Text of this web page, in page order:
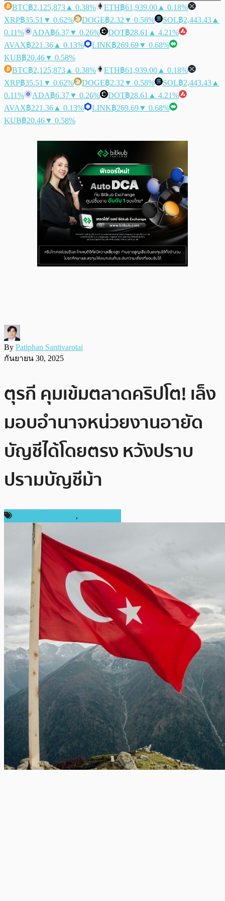
BTC฿2,125,873 ▲ 0.38% ETH฿61,939.00 ▲ 0.18%
XRP฿35.51 ▼ 0.62% DOGE฿2.32 ▼ 0.58% SOL฿2,443.43 ▲
0.11%
ADA฿6.37▼ 0.26% DOT฿28.61 ▲ 4.21%
AVAX฿221.36 ▲ 0.13% LINK฿269.69▼ 0.68%
KUB฿20.46▼ 0.58%
BTC฿2,125,873 ▲ 0.38% ETH฿61,939.00 ▲ 0.18%
XRP฿35.51 ▼ 0.62% DOGE฿2.32 ▼ 0.58% SOL฿2,443.43 ▲
0.11%
ADA฿6.37▼ 0.26% DOT฿28.61 ▲ 4.21%
AVAX฿221.36 ▲ 0.13% LINK฿269.69▼ 0.68%
KUB฿20.46▼ 0.58%
By Patiphan Santivarotai
กันยายน 30, 2025
ตุรกี คุมเข้มตลาดคริปโต! เล็ง
มอบอำนาจหน่วยงานอายัด
บัญชีได้โดยตรง หวังปราบ
ปรามบัญชีม้า
,